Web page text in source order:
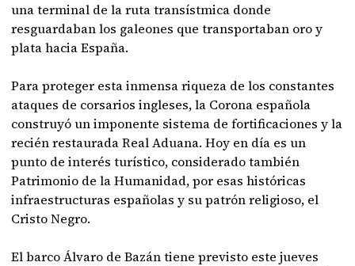
una terminal de la ruta transístmica donde
resguardaban los galeones que transportaban oro y
plata hacia España.
Para proteger esta inmensa riqueza de los constantes
ataques de corsarios ingleses, la Corona española
construyó un imponente sistema de fortificaciones y la
recién restaurada Real Aduana. Hoy en día es un
punto de interés turístico, considerado también
Patrimonio de la Humanidad, por esas históricas
infraestructuras españolas y su patrón religioso, el
Cristo Negro.
El barco Álvaro de Bazán tiene previsto este jueves